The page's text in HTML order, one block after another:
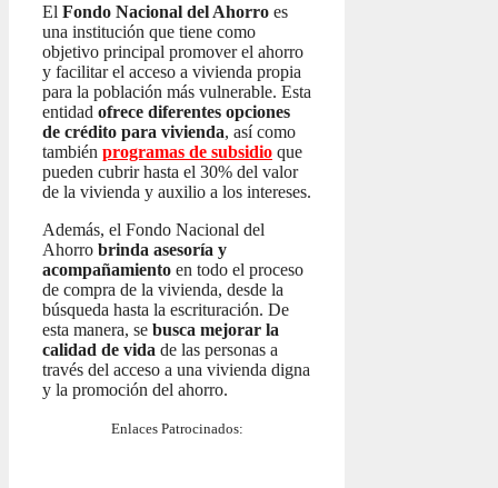
El Fondo Nacional del Ahorro es
una institución que tiene como
objetivo principal promover el ahorro
y facilitar el acceso a vivienda propia
para la población más vulnerable. Esta
entidad ofrece diferentes opciones
de crédito para vivienda, así como
también programas de subsidio que
pueden cubrir hasta el 30% del valor
de la vivienda y auxilio a los intereses.
Además, el Fondo Nacional del
Ahorro brinda asesoría y
acompañamiento en todo el proceso
de compra de la vivienda, desde la
búsqueda hasta la escrituración. De
esta manera, se busca mejorar la
calidad de vida de las personas a
través del acceso a una vivienda digna
y la promoción del ahorro.
Enlaces Patrocinados: